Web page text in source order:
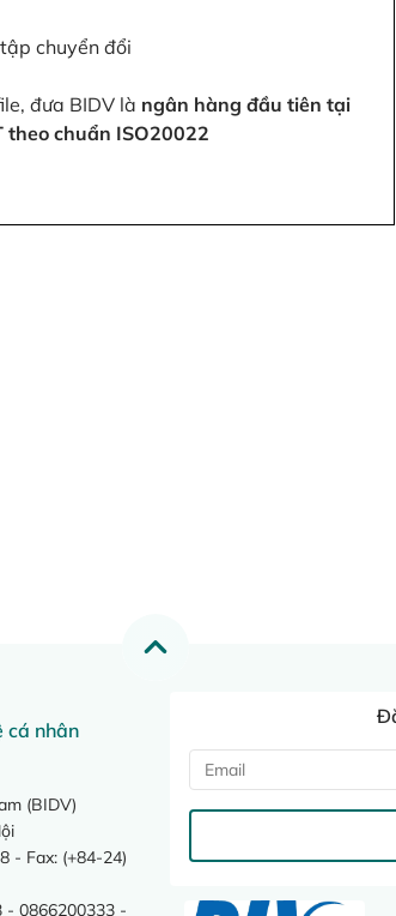
chuyển đổi
đưa BIDV là ngân hàng đầu tiên tại
theo chuẩn ISO20022
cá nhân
(BIDV)
- Fax: (+84-24)
- 0866200333 -